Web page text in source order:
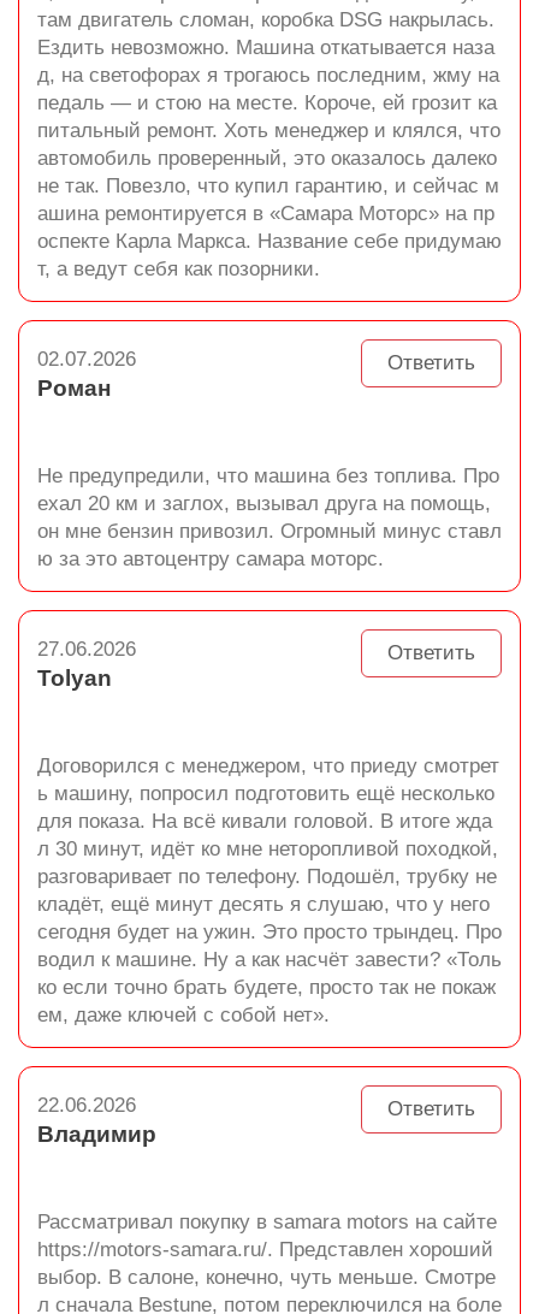
там двигатель сломан, коробка DSG накрылась.
Ездить невозможно. Машина откатывается наза
д, на светофорах я трогаюсь последним, жму на
педаль — и стою на месте. Короче, ей грозит ка
питальный ремонт. Хоть менеджер и клялся, что
автомобиль проверенный, это оказалось далеко
не так. Повезло, что купил гарантию, и сейчас м
ашина ремонтируется в «Самара Моторс» на пр
оспекте Карла Маркса. Название себе придумаю
т, а ведут себя как позорники.
Ответить
02.07.2026
Роман
Не предупредили, что машина без топлива. Про
ехал 20 км и заглох, вызывал друга на помощь,
он мне бензин привозил. Огромный минус ставл
ю за это автоцентру самара моторс.
Ответить
27.06.2026
Tolyan
Договорился с менеджером, что приеду смотрет
ь машину, попросил подготовить ещё несколько
для показа. На всё кивали головой. В итоге жда
л 30 минут, идёт ко мне неторопливой походкой,
разговаривает по телефону. Подошёл, трубку не
кладёт, ещё минут десять я слушаю, что у него
сегодня будет на ужин. Это просто трындец. Про
водил к машине. Ну а как насчёт завести? «Толь
ко если точно брать будете, просто так не покаж
ем, даже ключей с собой нет».
Ответить
22.06.2026
Владимир
Рассматривал покупку в samara motors на сайте
https://motors-samara.ru/. Представлен хороший
выбор. В салоне, конечно, чуть меньше. Смотре
л сначала Bestune, потом переключился на боле